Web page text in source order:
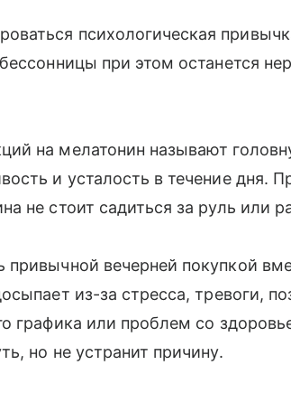
психологическая
при этом останется
на мелатонин называют
и усталость в течение дня.
не стоит садиться за руль или
привычной вечерней покупкой
из-за стресса, тревоги,
графика или проблем со
но не устранит причину.